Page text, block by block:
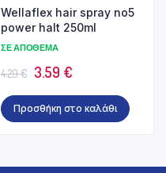
Wellaflex hair spray no5
power halt 250ml
ΣΕ ΑΠΌΘΕΜΑ
4.29€ Original
price
was:
3.59 €Η
τρέχουσα
τιμή
Προσθήκη στο καλάθι